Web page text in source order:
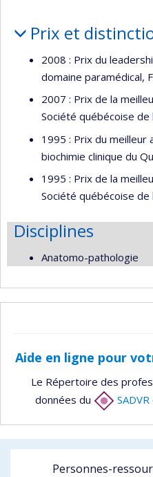
Prix et
2008 : Prix du
domaine paramédical,
2007 : Prix de la
Société québécoise de
1995 : Prix du meilleur
biochimie clinique du
1995 : Prix de la
Société québécoise de
Disciplines
Anatomo-pathologie
Aide en ligne pour
Le Répertoire des
données du
SADVR
Personnes-